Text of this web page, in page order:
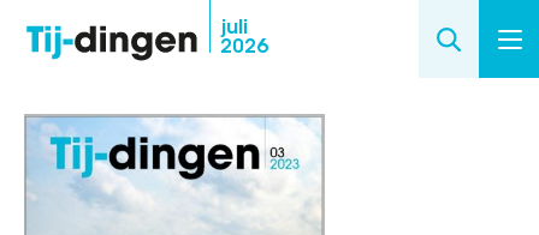
de
inhoud
juli
2026